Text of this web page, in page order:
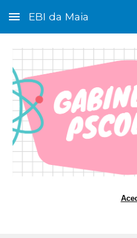
Skip to main content
EBI da Maia